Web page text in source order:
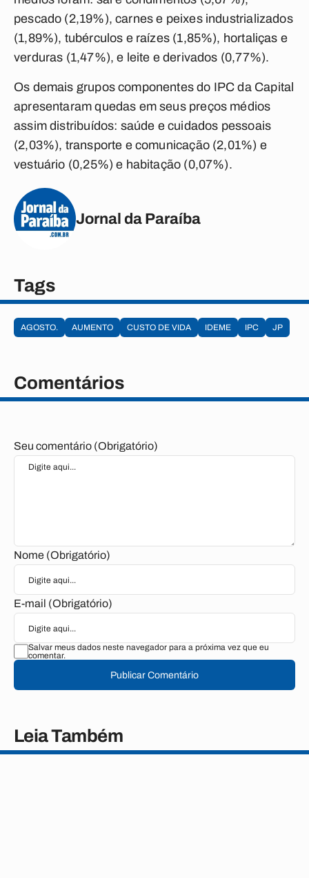
pescado (2,19%), carnes e peixes industrializados
(1,89%), tubérculos e raízes (1,85%), hortaliças e
verduras (1,47%), e leite e derivados (0,77%).
Os demais grupos componentes do IPC da Capital
apresentaram quedas em seus preços médios
assim distribuídos: saúde e cuidados pessoais
(2,03%), transporte e comunicação (2,01%) e
vestuário (0,25%) e habitação (0,07%).
Jornal da Paraíba
Tags
AGOSTO. AUMENTO CUSTO DE VIDA IDEME IPC JP
Comentários
Seu comentário (Obrigatório)
Nome (Obrigatório)
E-mail (Obrigatório)
Salvar meus dados neste navegador para a próxima vez que eu
comentar.
Publicar Comentário
Leia Também